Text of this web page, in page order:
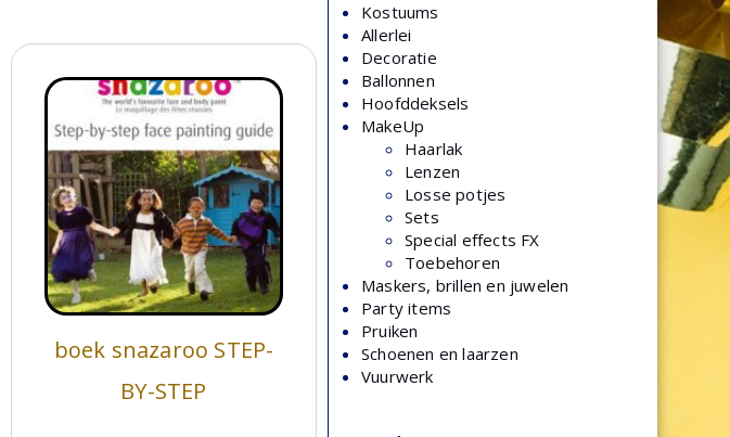
boek snazaroo STEP-
BY-STEP
Kostuums
Allerlei
Decoratie
Ballonnen
Hoofddeksels
MakeUp
Haarlak
Lenzen
Losse potjes
Sets
Special effects FX
Toebehoren
Maskers, brillen en juwelen
Party items
Pruiken
Schoenen en laarzen
Vuurwerk